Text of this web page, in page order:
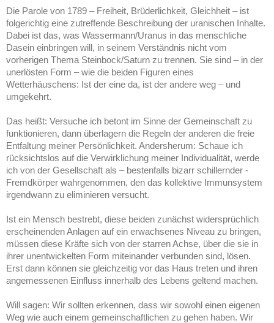
Die Parole von 1789 – Freiheit, Brüderlichkeit, Gleichheit – ist
folgerichtig eine zutreffende Beschreibung der uranischen Inhalte.
Dabei ist das, was Wassermann/Uranus in das menschliche
Dasein einbringen will, in seinem Verständnis nicht vom
vorherigen Thema Steinbock/Saturn zu trennen. Sie sind – in der
unerlösten Form – wie die beiden Figuren eines
Wetterhäuschens: Ist der eine da, ist der andere weg – und
umgekehrt.
Das heißt: Versuche ich betont im Sinne der Gemeinschaft zu
funktionieren, dann überlagern die Regeln der anderen die freie
Entfaltung meiner Persönlichkeit. Andersherum: Schaue ich
rücksichtslos auf die Verwirklichung meiner Individualität, werde
ich von der Gesellschaft als – bestenfalls bizarr schillernder -
Fremdkörper wahrgenommen, den das kollektive Immunsystem
irgendwann zu eliminieren versucht.
Ist ein Mensch bestrebt, diese beiden zunächst widersprüchlich
erscheinenden Anlagen auf ein erwachsenes Niveau zu bringen,
müssen diese Kräfte sich von der starren Achse, über die sie in
ihrer unentwickelten Form miteinander verbunden sind, lösen.
Erst dann können sie gleichzeitig vor das Haus treten und ihren
angemessenen Einfluss innerhalb des Lebens geltend machen.
Will sagen: Wir sollten erkennen, dass wir sowohl einen eigenen
Weg wie auch einem gemeinschaftlichen zu gehen haben. Wir